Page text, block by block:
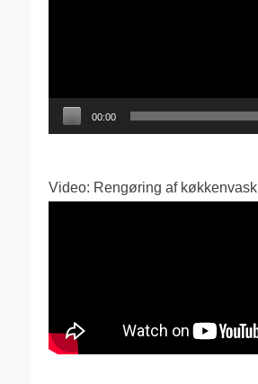
00:00
Video: Rengøring af køkkenvask